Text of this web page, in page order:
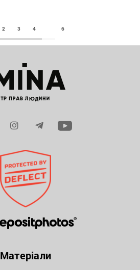
2 3 4 6
Матеріали